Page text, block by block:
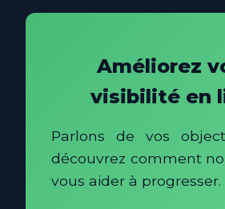
Améliorez
visibilité en
Parlons de vos
découvrez comment
vous aider à progresser.